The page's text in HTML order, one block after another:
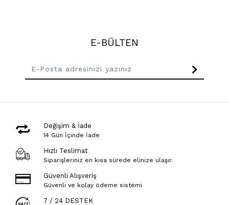
E-BÜLTEN
Değişim & İade
14 Gün İçinde İade
Hızlı Teslimat
Siparişleriniz en kısa sürede elinize ulaşır.
Güvenli Alışveriş
Güvenli ve kolay ödeme sistemi
7 / 24 DESTEK